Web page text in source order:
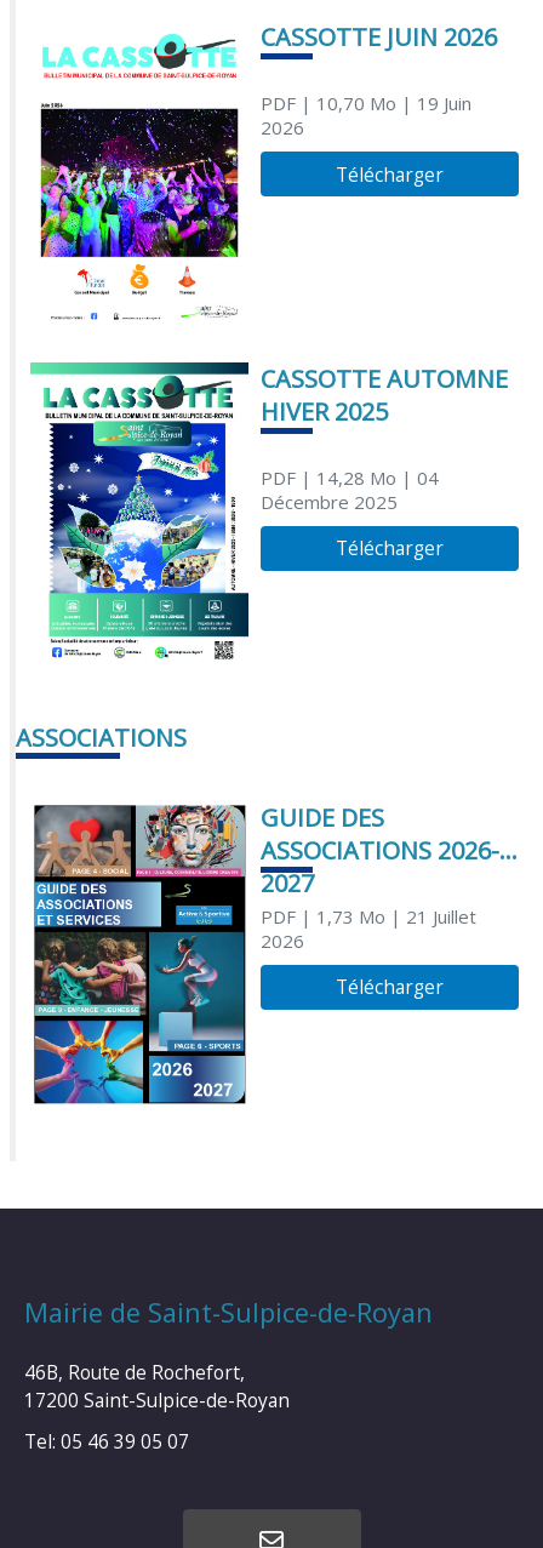
CASSOTTE JUIN 2026
PDF| 10,70 Mo | 19 Juin
2026
Télécharger
CASSOTTE AUTOMNE
HIVER 2025
PDF| 14,28 Mo | 04
Décembre 2025
Télécharger
ASSOCIATIONS
GUIDE DES
ASSOCIATIONS 2026-
2027
PDF| 1,73 Mo | 21 Juillet
2026
Télécharger
Mairie de Saint-Sulpice-de-Royan
46B, Route de Rochefort,
17200 Saint-Sulpice-de-Royan
Tel: 05 46 39 05 07